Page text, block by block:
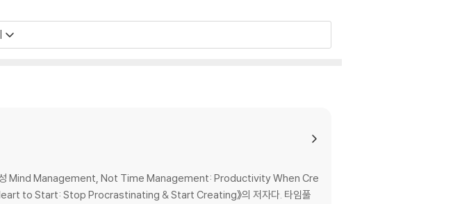
면, 지금 막 떠오른 따끈따끈한 생각을 내가 가지고 있는 고성능 데이터베이스와
것이다.
산성 Mind Management, Not Time Management: Productivity When Cre
to Start: Stop Procrastinating & Start Creating》의 저자다. 타임풀